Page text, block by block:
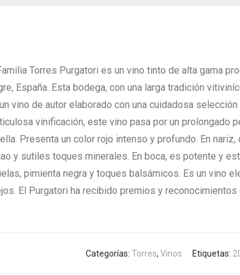
Torres Purgatori es un vino tinto de alta gama
España. Esta bodega, con una larga tradición
vino de autor elaborado con una cuidadosa
vinificación, este vino pasa por un prolongado
Presenta un color rojo intenso y profundo. En
y sutiles toques minerales. En boca, es potente y
pimienta negra y toques balsámicos. Es un vino
El Purgatori ha recibido premios y
Categorías: Torres, Vinos Etiquetas: